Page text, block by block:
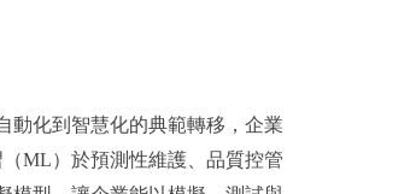
動化到智慧化的典範轉移，企業
ML）於預測性維護、品質控管